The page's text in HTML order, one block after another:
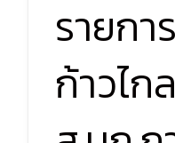
รายกา
ก้าวไก